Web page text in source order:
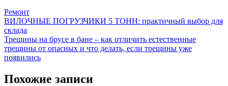
Ремонт
Навигация
по
записям
ВИЛОЧНЫЕ ПОГРУЗЧИКИ 5 ТОНН: практичный выбор для
склада
Трещины на брусе в бане – как отличить естественные
трещины от опасных и что делать, если трещины уже
появились
Похожие записи